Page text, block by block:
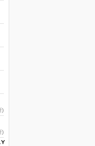
)
)